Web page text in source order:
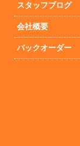
スタッフブログ
会社概要
バックオーダー